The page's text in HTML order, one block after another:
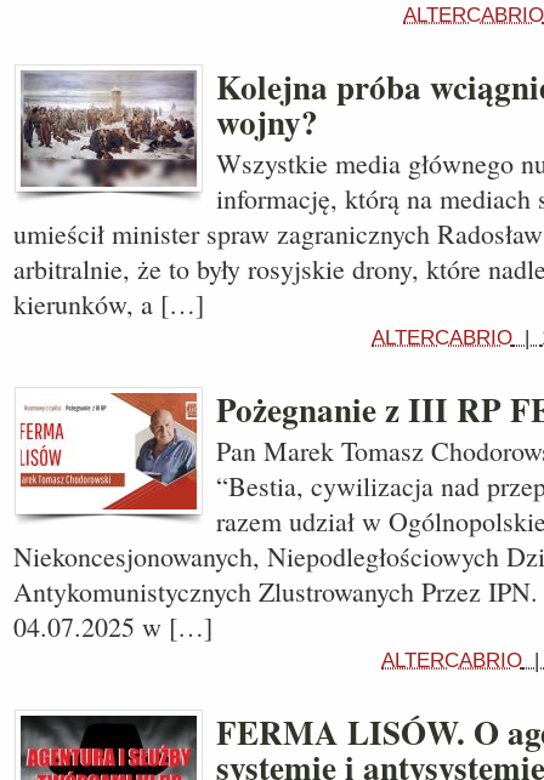
ALTERCABRIO
Kolejna próba
wojny?
Wszystkie media głównego
informację, którą na mediach
umieścił minister spraw zagranicznych
arbitralnie, że to były rosyjskie drony, które
kierunków, a […]
ALTERCABRIO |
Pożegnanie z III RP
Pan Marek Tomasz
“Bestia, cywilizacja nad
razem udział w
Niekoncesjonowanych, Niepodległościowych
Antykomunistycznych Zlustrowanych Przez
04.07.2025 w […]
ALTERCABRIO
FERMA LISÓW. O
systemie i